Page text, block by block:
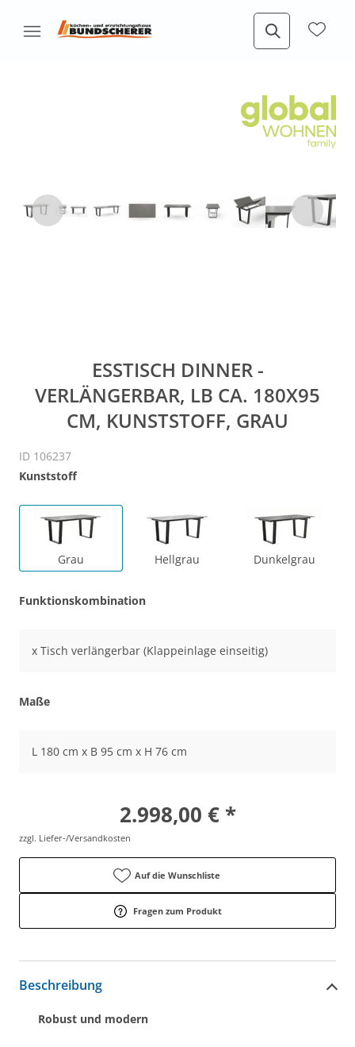
ESSTISCH DINNER -
VERLÄNGERBAR, LB CA. 180X95
CM, KUNSTSTOFF, GRAU
ID 106237
Kunststoff
Grau Hellgrau Dunkelgrau
Funktionskombination
x Tisch verlängerbar (Klappeinlage einseitig)
Maße
L 180 cm x B 95 cm x H 76 cm
2.998,00 € *
zzgl. Liefer-/Versandkosten
Auf die Wunschliste
Fragen zum Produkt
Beschreibung
Robust und modern